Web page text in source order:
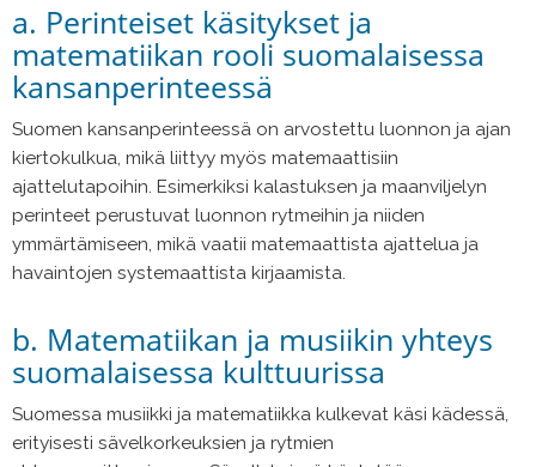
a. Perinteiset käsitykset ja
matematiikan rooli suomalaisessa
kansanperinteessä
Suomen kansanperinteessä on arvostettu luonnon ja ajan
kiertokulkua, mikä liittyy myös matemaattisiin
ajattelutapoihin. Esimerkiksi kalastuksen ja maanviljelyn
perinteet perustuvat luonnon rytmeihin ja niiden
ymmärtämiseen, mikä vaatii matemaattista ajattelua ja
havaintojen systemaattista kirjaamista.
b. Matematiikan ja musiikin yhteys
suomalaisessa kulttuurissa
Suomessa musiikki ja matematiikka kulkevat käsi kädessä,
erityisesti sävelkorkeuksien ja rytmien